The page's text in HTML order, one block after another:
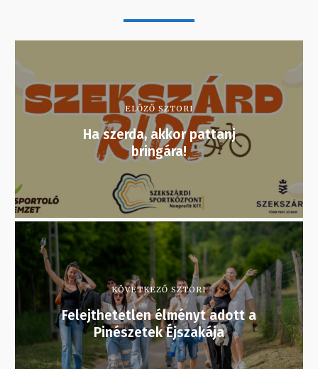
ELŐZŐ SZTORI
Ha szerda, akkor pattanj
bringára!
KÖVETKEZŐ SZTORI
Felejthetetlen élményt adott a
Pinészetek Éjszakája